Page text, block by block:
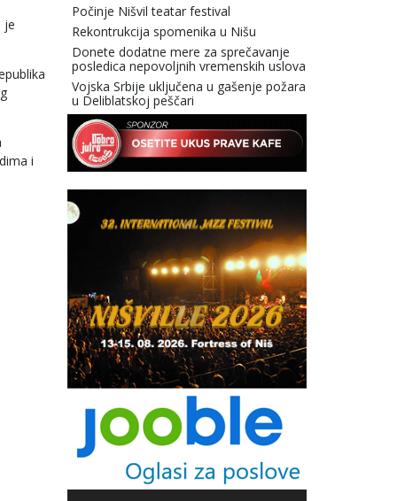
je
i
Počinje Nišvil teatar festival
Rekontrukcija spomenika u Nišu
Donete dodatne mere za sprečavanje
posledica nepovoljnih vremenskih uslova
Vojska Srbije uključena u gašenje požara
u Deliblatskoj peščari